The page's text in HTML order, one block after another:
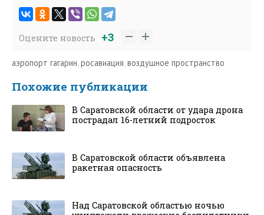
Оцените новость +3
аэропорт гагарин,росавиация,воздушное пространство
Похожие публикации
В Саратовской области от удара дрона
пострадал 16-летний подросток
В Саратовской области объявлена
ракетная опасность
Над Саратовской областью ночью